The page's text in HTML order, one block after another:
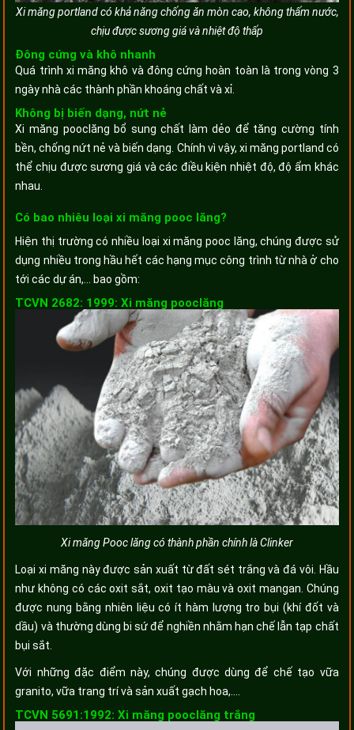
Xi măng portland có khả năng chống ăn mòn cao, không thấm nước,
chịu được sương giá và nhiệt độ thấp
Đông cứng và khô nhanh
Quá trình xi măng khô và đông cứng hoàn toàn là trong vòng 3
ngày nhà các thành phần khoáng chất và xỉ.
Không bị biến dạng, nứt nẻ
Xi măng pooclăng bổ sung chất làm dẻo để tăng cường tính
bền, chống nứt nẻ và biến dạng. Chính vì vậy, xi măng portland có
thể chịu được sương giá và các điều kiện nhiệt độ, độ ẩm khác
nhau.
Có bao nhiêu loại xi măng pooc lăng?
Hiện thị trường có nhiều loại xi măng pooc lăng, chúng được sử
dụng nhiều trong hầu hết các hạng mục công trình từ nhà ở cho
tới các dự án,... bao gồm:
TCVN 2682: 1999: Xi măng pooclăng
Xi măng Pooc lăng có thành phần chính là Clinker
Loại xi măng này được sản xuất từ đất sét trắng và đá vôi. Hầu
như không có các oxit sắt, oxit tạo màu và oxit mangan. Chúng
được nung bằng nhiên liệu có ít hàm lượng tro bụi (khí đốt và
dầu) và thường dùng bi sứ để nghiền nhằm hạn chế lẫn tạp chất
bụi sắt.
Với những đặc điểm này, chúng được dùng để chế tạo vữa
granito, vữa trang trí và sản xuất gạch hoa,….
TCVN 5691:1992: Xi măng pooclăng trắng